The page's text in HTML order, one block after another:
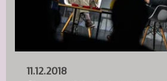
11.12.2018